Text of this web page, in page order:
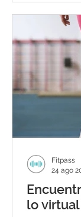
lo
Fitpass
24 ago